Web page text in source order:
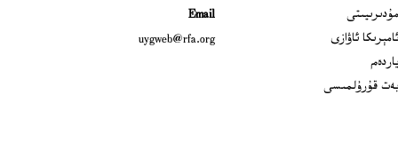
مۇدىرىيىتى
ئامېرىكا ئاۋازى
ياردەم
بەت قۇرۇلمىسى
Email
uygweb@rfa.org